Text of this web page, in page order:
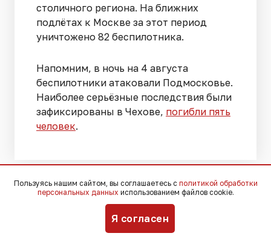
столичного региона. На ближних
подлётах к Москве за этот период
уничтожено 82 беспилотника.
Напомним, в ночь на 4 августа
беспилотники атаковали Подмосковье.
Наиболее серьёзные последствия были
зафиксированы в Чехове, погибли пять
человек.
Пользуясь нашим сайтом, вы соглашаетесь с политикой обработки
персональных данных использованием файлов cookie.
Я согласен